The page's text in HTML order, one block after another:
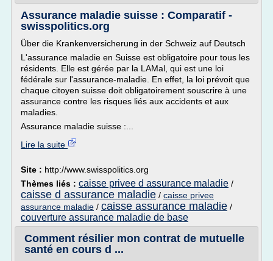
Assurance maladie suisse : Comparatif -
swisspolitics.org
Über die Krankenversicherung in der Schweiz auf Deutsch
L'assurance maladie en Suisse est obligatoire pour tous les
résidents. Elle est gérée par la LAMal, qui est une loi
fédérale sur l'assurance-maladie. En effet, la loi prévoit que
chaque citoyen suisse doit obligatoirement souscrire à une
assurance contre les risques liés aux accidents et aux
maladies.
Assurance maladie suisse :...
Lire la suite
Site : http://www.swisspolitics.org
Thèmes liés : caisse privee d assurance maladie /
caisse d assurance maladie / caisse privee
assurance maladie / caisse assurance maladie /
couverture assurance maladie de base
Comment résilier mon contrat de mutuelle
santé en cours d ...